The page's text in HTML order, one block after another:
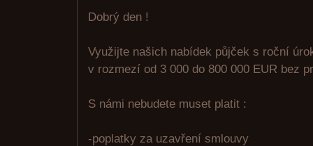
Dobrý den !
Využijte našich nabídek půjček s roční
v rozmezí od 3 000 do 800 000 EUR bez
S námi nebudete muset platit :
-poplatky za uzavření smlouvy